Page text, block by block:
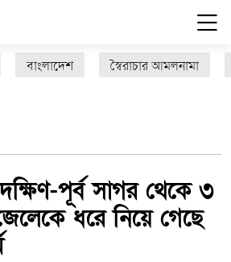
বাংলাদেশ স্বৈরাচার আমলনামা
দক্ষিণ-পূর্ব সাগর থেকে ৩
ধরে নিয়ে গেছে